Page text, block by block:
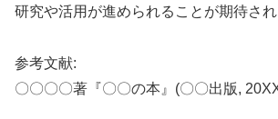
研究や活用が進められることが期待され
参考文献:
〇〇〇〇著『〇〇の本』(〇〇出版,